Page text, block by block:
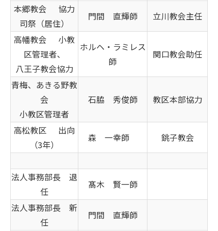
本郷教会 協力
司祭（居住）
門間 直輝師
立川教会主任
高幡教会 小教
区管理者、
八王子教会協力
ホルヘ・ラミレス
師
関口教会助任
青梅、あきる野教
会
小教区管理者
石脇 秀俊師 教区本部協力
高松教区 出向
（3年）
森 一幸師 銚子教会
法人事務部長 退
任
髙木 賢一師
法人事務部長 新
任
門間 直輝師